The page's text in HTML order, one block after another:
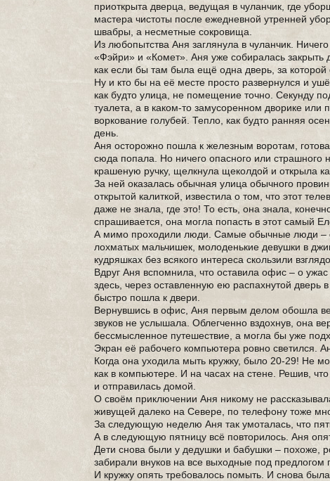
приоткрыта дверца, ведущая в чуланчик, где
мастера чистоты после ежедневной утренней
швабры, а несметные сокровища.
Из любопытства Аня заглянула в чуланчик.
«Фэйри» и «Комет». Аня уже собиралась закрыть
как если бы там была ещё одна дверь, за которой
Ну и кто бы на её месте просто развернулся и
как будто улица, не помещение точно. Секунду
туалета, а в каком-то замусоренном дворике или
воркование голубей. Тепло, как будто ранняя
день.
Аня осторожно пошла к железным воротам,
сюда попала. Но ничего опасного или страшного
крашеную ручку, щелкнула щеколдой и открыла
За ней оказалась обычная улица обычного
открытой калиткой, известила о том, что этот
даже не знала, где это! То есть, она знала,
спрашивается, она могла попасть в этот самый
А мимо проходили люди. Самые обычные люди –
лохматых мальчишек, молоденькие девушки в
кудряшках без всякого интереса скользили
Вдруг Аня вспомнила, что оставила офис – о
здесь, через оставленную ею распахнутой дверь
быстро пошла к двери.
Вернувшись в офис, Аня первым делом обошла
звуков не услышала. Облегченно вздохнув, она
бессмысленное путешествие, а могла бы уже
Экран её рабочего компьютера ровно светился.
Когда она уходила мыть кружку, было 20-29! Не
как в компьютере. И на часах на стене. Решив,
и отправилась домой.
О своём приключении Аня никому не
живущей далеко на Севере, по телефону тоже
За следующую неделю Аня так умоталась, что
А в следующую пятницу всё повторилось. Аня
Дети снова были у дедушки и бабушки – похоже,
забирали внуков на все выходные под предлогом
И кружку опять требовалось помыть. И снова